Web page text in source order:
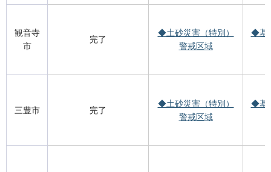
観音寺
市
完了
◆土砂災害（特別）
警戒区域
◆基
三豊市 完了
◆土砂災害（特別）
警戒区域
◆基